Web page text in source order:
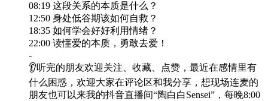
08:19 这段关系的本质是什么？
12:50 身处低谷期该如何自救？
18:35 如何学会好好利用情绪？
22:00 读懂爱的本质，勇敢去爱！
-
👂听完的朋友欢迎关注、收藏、点赞，最近在感情里有
什么困惑，欢迎大家在评论区和我分享，想现场连麦的
朋友也可以来我的抖音直播间“陶白白Sensei”，每晚8:00